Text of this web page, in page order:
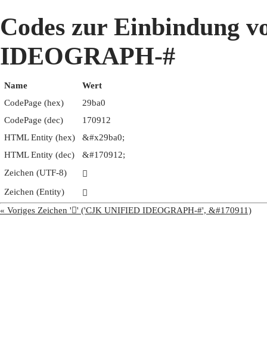
Codes zur Einbindung
IDEOGRAPH-#
Name
Wert
CodePage (hex)
29ba0
CodePage (dec)
170912
HTML Entity (hex)
&#x29ba0;
HTML Entity (dec)
&#170912;
Zeichen (UTF-8)
𩮠
Zeichen (Entity)
𩮠
« Voriges Zeichen '𩮟' ('CJK UNIFIED IDEOGRAPH-#', &#170911)